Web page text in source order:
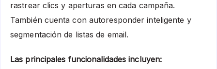
rastrear clics y aperturas en cada campaña.
También cuenta con autoresponder inteligente y
segmentación de listas de email.
Las principales funcionalidades incluyen: